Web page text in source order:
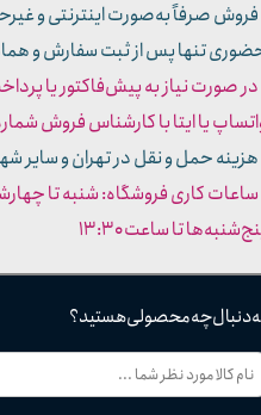
دنبال چه محصولی هستید؟
صرفاً به‌صورت اینترنتی و
تنها پس از ثبت سفارش و
صورت نیاز به پیش‌فاکتور یا
یا ایتا با کارشناس فروش شماره ۱ تماس
حمل و نقل در تهران و سایر
تا ساعت ۱۳:۳۰​​​​​​​